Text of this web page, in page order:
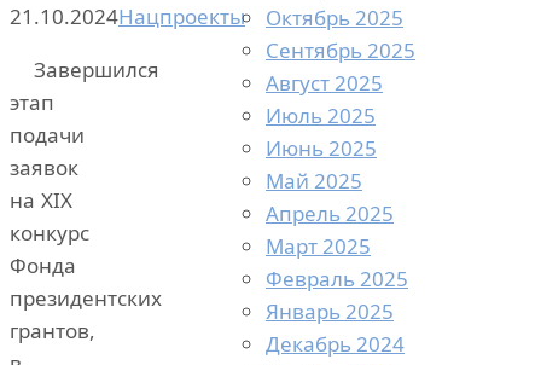
21.10.2024Нацпроекты
Завершился
этап
подачи
заявок
на XIX
конкурс
Фонда
президентских
грантов,
Октябрь 2025
Сентябрь 2025
Август 2025
Июль 2025
Июнь 2025
Май 2025
Апрель 2025
Март 2025
Февраль 2025
Январь 2025
Декабрь 2024